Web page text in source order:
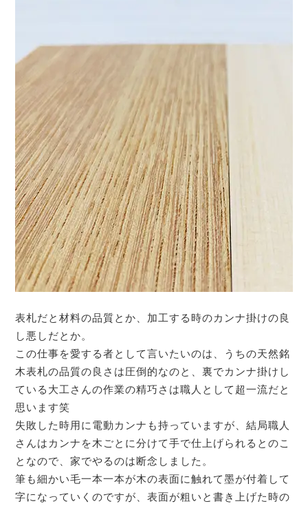
表札だと材料の品質とか、加工する時のカンナ掛けの良
し悪しだとか。
この仕事を愛する者として言いたいのは、うちの天然銘
木表札の品質の良さは圧倒的なのと、裏でカンナ掛けし
ている大工さんの作業の精巧さは職人として超一流だと
思います笑
失敗した時用に電動カンナも持っていますが、結局職人
さんはカンナを木ごとに分けて手で仕上げられるとのこ
となので、家でやるのは断念しました。
筆も細かい毛一本一本が木の表面に触れて墨が付着して
字になっていくのですが、表面が粗いと書き上げた時の